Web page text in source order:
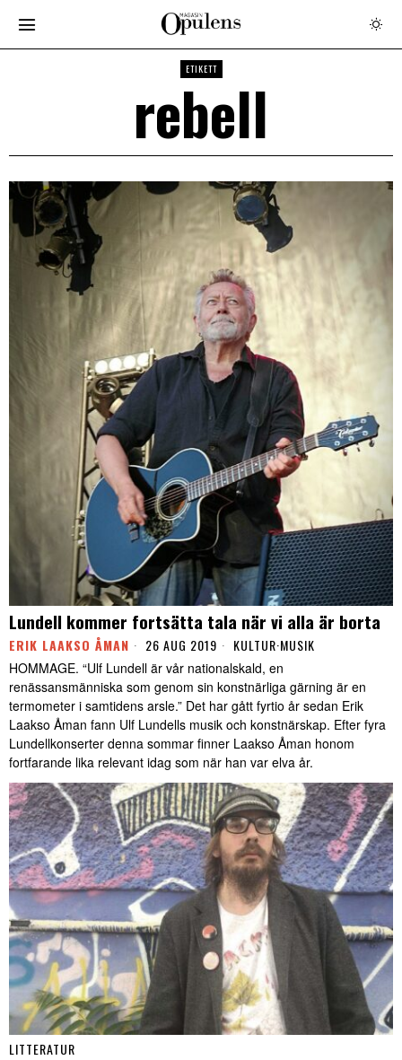
ETIKETT
rebell
Lundell kommer fortsätta tala när vi alla är borta
ERIK LAAKSO ÅMAN 26 AUG 2019 KULTUR·MUSIK
HOMMAGE. “Ulf Lundell är vår nationalskald, en
renässansmänniska som genom sin konstnärliga gärning är en
termometer i samtidens arsle.” Det har gått fyrtio år sedan Erik
Laakso Åman fann Ulf Lundells musik och konstnärskap. Efter fyra
Lundellkonserter denna sommar finner Laakso Åman honom
fortfarande lika relevant idag som när han var elva år.
LITTERATUR